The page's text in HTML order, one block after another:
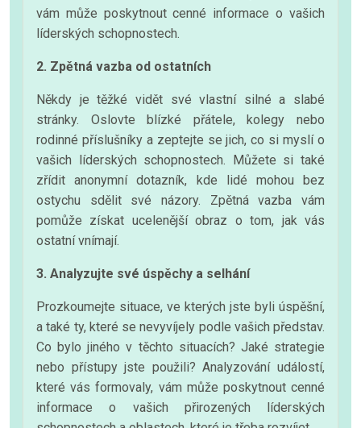
vám může poskytnout cenné informace o vašich
líderských schopnostech.
2. Zpětná vazba od ostatních
Někdy je těžké vidět své vlastní silné a slabé
stránky. Oslovte blízké přátele, kolegy nebo
rodinné příslušníky a zeptejte se jich, co si myslí o
vašich líderských schopnostech. Můžete si také
zřídit anonymní dotazník, kde lidé mohou bez
ostychu sdělit své názory. Zpětná vazba vám
pomůže získat ucelenější obraz o tom, jak vás
ostatní vnímají.
3. Analyzujte své úspěchy a selhání
Prozkoumejte situace, ve kterých jste byli úspěšní,
a také ty, které se nevyvíjely podle vašich představ.
Co bylo jiného v těchto situacích? Jaké strategie
nebo přístupy jste použili? Analyzování událostí,
které vás formovaly, vám může poskytnout cenné
informace o vašich přirozených líderských